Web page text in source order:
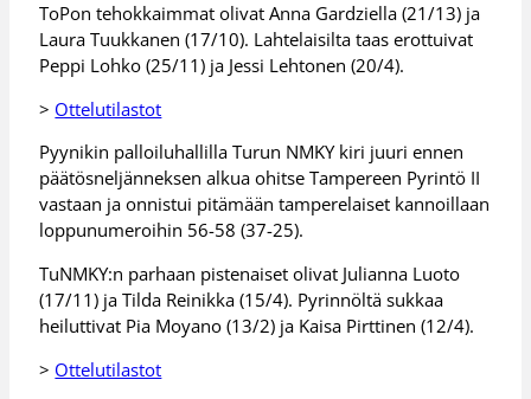
ToPon tehokkaimmat olivat Anna Gardziella (21/13) ja
Laura Tuukkanen (17/10). Lahtelaisilta taas erottuivat
Peppi Lohko (25/11) ja Jessi Lehtonen (20/4).
> Ottelutilastot
Pyynikin palloiluhallilla Turun NMKY kiri juuri ennen
päätösneljänneksen alkua ohitse Tampereen Pyrintö II
vastaan ja onnistui pitämään tamperelaiset kannoillaan
loppunumeroihin 56-58 (37-25).
TuNMKY:n parhaan pistenaiset olivat Julianna Luoto
(17/11) ja Tilda Reinikka (15/4). Pyrinnöltä sukkaa
heiluttivat Pia Moyano (13/2) ja Kaisa Pirttinen (12/4).
> Ottelutilastot